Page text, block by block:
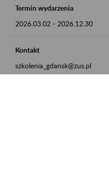
Termin wydarzenia
2026.03.02 - 2026.12.30
Kontakt
szkolenia_gdansk@zus.pl